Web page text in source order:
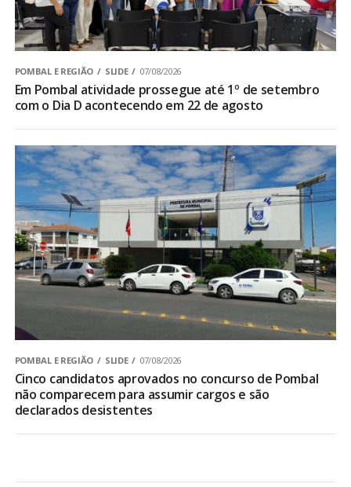
POMBAL E REGIÃO SLIDE 07/08/2026
Em Pombal atividade prossegue até 1º de setembro
com o Dia D acontecendo em 22 de agosto
POMBAL E REGIÃO SLIDE 07/08/2026
Cinco candidatos aprovados no concurso de Pombal
não comparecem para assumir cargos e são
declarados desistentes